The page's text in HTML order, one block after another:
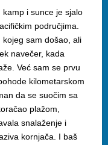
i sunce je sjalo
područjima.
sam došao, ali
navečer, kada
Već sam se prvu
kilometarskom
da se suočim sa
plažom,
snalaženje i
kornjača. I baš